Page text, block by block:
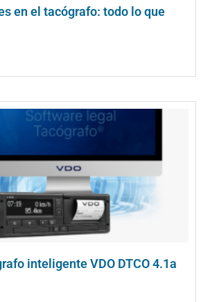
en el tacógrafo: todo lo que
inteligente VDO DTCO 4.1a